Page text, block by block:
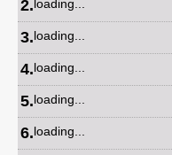
2.loading...
3.loading...
4.loading...
5.loading...
6.loading...